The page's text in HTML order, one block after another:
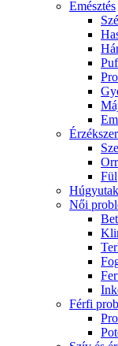
Emésztés
Orr
Fül
Húgyutak
Női
Férfi